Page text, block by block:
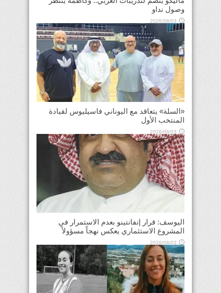
وصول نداو
2026/08/03
«السلة» يتعاقد مع اليوناني فاسيليوس لقيادة
المنتخب الأول
2026/08/03
اليوسف: قرار إنفانتينو بعدم الاستمرار في
المشروع الاستثماري يعكس نهجاً مسؤولاً
2026/08/03